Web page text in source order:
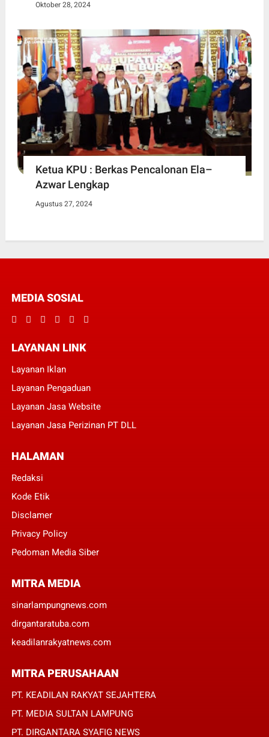
Oktober 28, 2024
Ketua KPU : Berkas Pencalonan Ela–
Azwar Lengkap
Agustus 27, 2024
MEDIA SOSIAL
LAYANAN LINK
Layanan Iklan
Layanan Pengaduan
Layanan Jasa Website
Layanan Jasa Perizinan PT DLL
HALAMAN
Redaksi
Kode Etik
Disclamer
Privacy Policy
Pedoman Media Siber
MITRA MEDIA
sinarlampungnews.com
dirgantaratuba.com
keadilanrakyatnews.com
MITRA PERUSAHAAN
PT. KEADILAN RAKYAT SEJAHTERA
PT. MEDIA SULTAN LAMPUNG
PT. DIRGANTARA SYAFIG NEWS